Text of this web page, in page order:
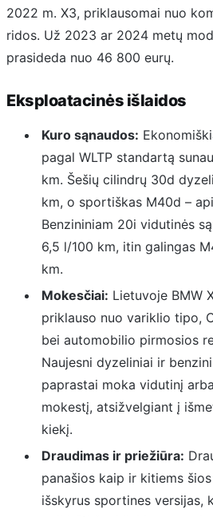
2022 m. X3, priklausomai nuo
ridos. Už 2023 ar 2024 metų
prasideda nuo 46 800 eurų.
Eksploatacinės išlaidos
Kuro sąnaudos:
pagal WLTP standartą
km. Šešių cilindrų 30d
km, o sportiškas M40d –
Benzininiam 20i vidutinės
6,5 l/100 km, itin galingas
km.
Mokesčiai: Lietuvoje BMW
priklauso nuo variklio tipo,
bei automobilio pirmosios
Naujesni dyzeliniai ir
paprastai moka vidutinį
mokestį, atsižvelgiant į
kiekį.
Draudimas ir priežiūra:
panašios kaip ir kitiems
išskyrus sportines versijas,